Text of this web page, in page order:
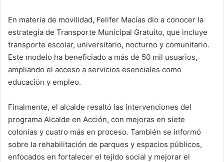
En materia de movilidad, Felifer Macías dio a conocer la
estrategia de Transporte Municipal Gratuito, que incluye
transporte escolar, universitario, nocturno y comunitario.
Este modelo ha beneficiado a más de 50 mil usuarios,
ampliando el acceso a servicios esenciales como
educación y empleo.
Finalmente, el alcalde resaltó las intervenciones del
programa Alcalde en Acción, con mejoras en siete
colonias y cuatro más en proceso. También se informó
sobre la rehabilitación de parques y espacios públicos,
enfocados en fortalecer el tejido social y mejorar el